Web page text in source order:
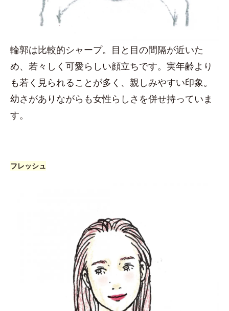
輪郭は比較的シャープ。目と目の間隔が近いた
め、若々しく可愛らしい顔立ちです。実年齢より
も若く見られることが多く、親しみやすい印象。
幼さがありながらも女性らしさを併せ持っていま
す。
フレッシュ